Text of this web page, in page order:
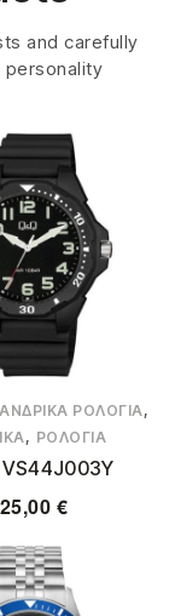
and carefully
ΑΝΔΡΙΚΆ ΡΟΛΌΓΙΑ ,
, ΡΟΛΌΓΙΑ
VS44J003Y
25,00 €